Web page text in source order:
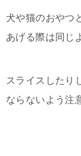
犬や猫のおやつ
あげる際は同じ
スライスしたり
ならないよう注